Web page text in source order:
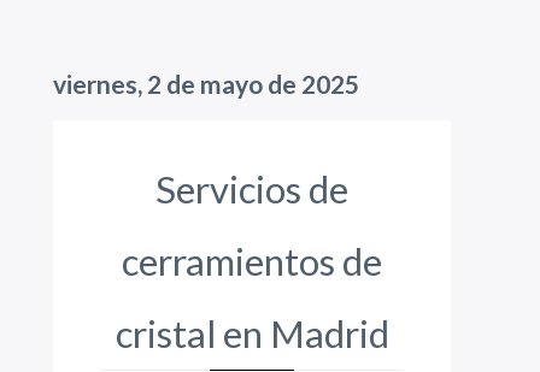
viernes, 2 de mayo de 2025
Servicios de
cerramientos de
cristal en Madrid